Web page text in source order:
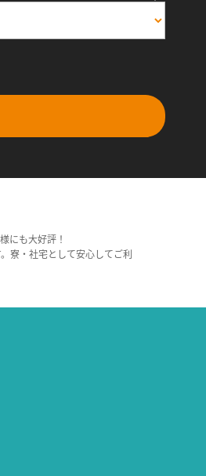
にも大好評！
寮・社宅として安心してご利